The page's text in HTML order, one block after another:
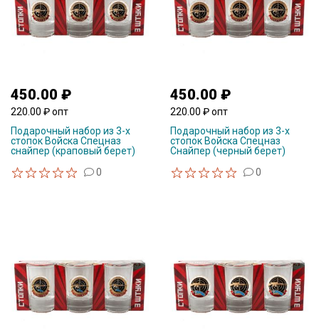
450.00 ₽
220.00 ₽ опт
Подарочный набор из 3-х
стопок Войска Спецназ
снайпер (краповый берет)
0
450.00 ₽
220.00 ₽ опт
Подарочный набор из 3-х
стопок Войска Спецназ
Снайпер (черный берет)
0